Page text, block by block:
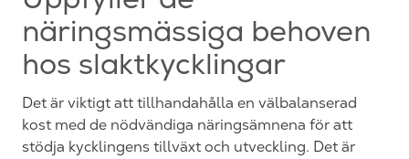
näringsmässiga behoven
hos slaktkycklingar
Det är viktigt att tillhandahålla en välbalanserad
kost med de nödvändiga näringsämnena för att
stödja kycklingens tillväxt och utveckling. Det är